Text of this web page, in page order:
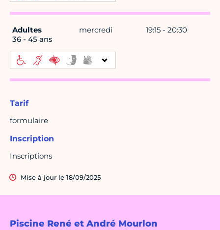
Piscine René et André Mourlon
Adultes
36 - 45 ans
mercredi 19:15 - 20:30
Tarif
formulaire
Inscription
Inscriptions
Mise à jour le 18/09/2025